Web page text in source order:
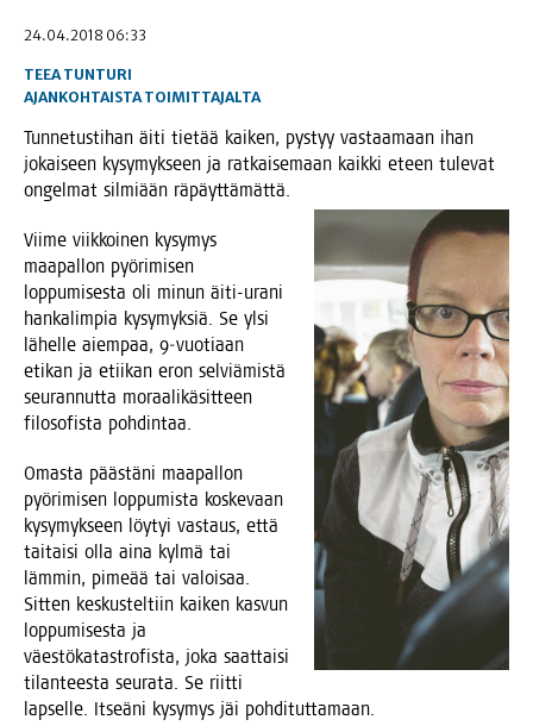
24.04.2018 06:33
TEEA TUNTURI
AJANKOHTAISTA TOIMITTAJALTA
Tun­ne­tus­ti­han äiti tie­tää kai­ken, pys­tyy vas­taa­maan ihan
jokai­seen kysy­myk­seen ja rat­kai­se­maan kaik­ki eteen tule­vat
ongel­mat sil­mi­ään räpäyttämättä.
Vii­me viik­koi­nen kysy­mys
maa­pal­lon pyö­ri­mi­sen
lop­pu­mi­ses­ta oli minun äiti-ura­ni
han­ka­lim­pia kysy­myk­siä. Se ylsi
lähel­le aiem­paa, 9‑vuotiaan
eti­kan ja etii­kan eron sel­viä­mis­tä
seu­ran­nut­ta moraa­li­kä­sit­teen
filo­so­fis­ta pohdintaa.
Omas­ta pääs­tä­ni maa­pal­lon
pyö­ri­mi­sen lop­pu­mis­ta kos­ke­vaan
kysy­myk­seen löy­tyi vas­taus, että
tai­tai­si olla aina kyl­mä tai
läm­min, pime­ää tai valoi­saa.
Sit­ten kes­kus­tel­tiin kai­ken kas­vun
lop­pu­mi­ses­ta ja
väes­tö­ka­ta­stro­fis­ta, joka saat­tai­si
tilan­tees­ta seu­ra­ta. Se riit­ti
lap­sel­le. Itseä­ni kysy­mys jäi pohdituttamaan.